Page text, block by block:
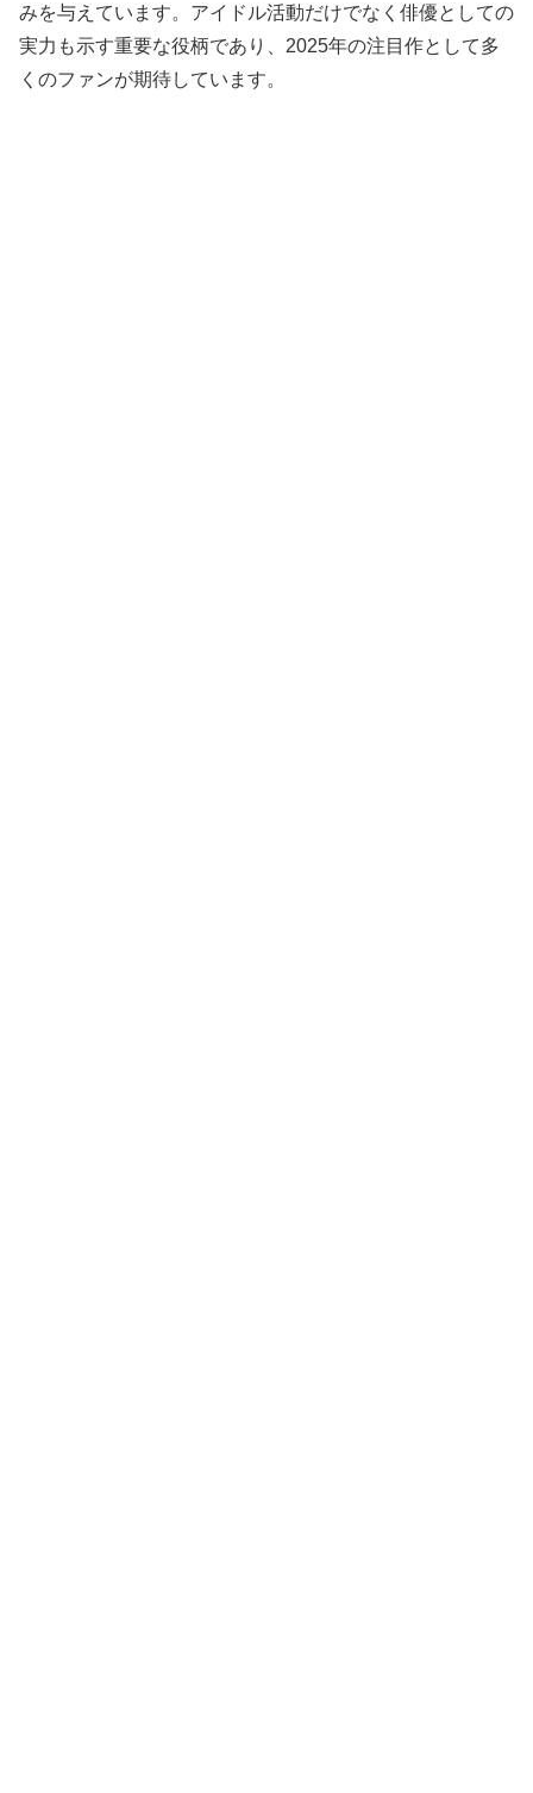
みを与えています。アイドル活動だけでなく俳優としての
実力も示す重要な役柄であり、2025年の注目作として多
くのファンが期待しています。